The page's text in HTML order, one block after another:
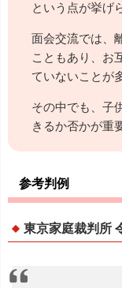
という点が挙げ
面会交流では、
こともあり、お
ていないことが
その中でも、子
きるか否かが重
参考判例
東京家庭裁判所